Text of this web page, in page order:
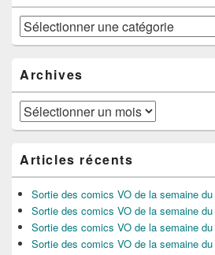
Catégories
Archives
Archives
Articles récents
Sortie des comics VO de la semaine
Sortie des comics VO de la semaine
Sortie des comics VO de la semaine
Sortie des comics VO de la semaine